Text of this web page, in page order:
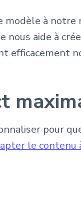
à notre
nous aide à
efficacement
pour
le contenu